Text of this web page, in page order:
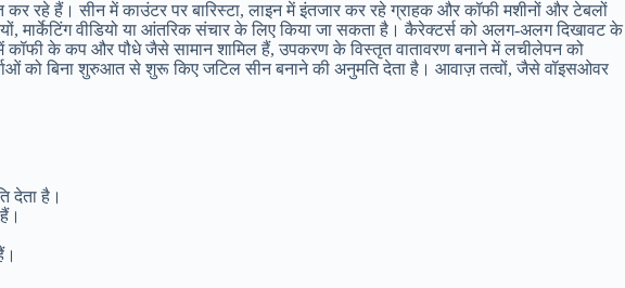
रहे हैं। सीन में काउंटर पर बारिस्टा, लाइन में इंतजार कर रहे ग्राहक और कॉफी मशीनों और टेबलों
मार्केटिंग वीडियो या आंतरिक संचार के लिए किया जा सकता है। कैरेक्टर्स को अलग-अलग दिखावट के
कॉफी के कप और पौधे जैसे सामान शामिल हैं, उपकरण के विस्तृत वातावरण बनाने में लचीलेपन को
को बिना शुरुआत से शुरू किए जटिल सीन बनाने की अनुमति देता है। आवाज़ तत्वों, जैसे वॉइसओवर
देता है।